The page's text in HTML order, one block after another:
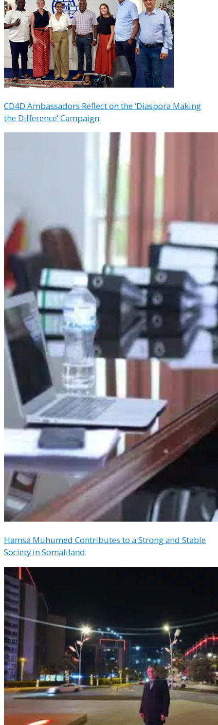
CD4D Ambassadors Reflect on the ‘Diaspora Making
the Difference’ Campaign
Hamsa Muhumed Contributes to a Strong and Stable
Society in Somaliland